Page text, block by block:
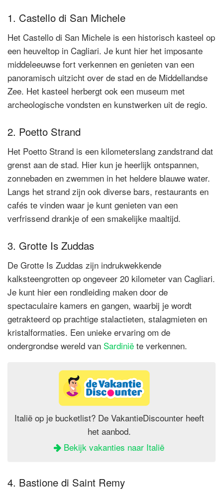
1. Castello di San Michele
Het Castello di San Michele is een historisch kasteel op
een heuveltop in Cagliari. Je kunt hier het imposante
middeleeuwse fort verkennen en genieten van een
panoramisch uitzicht over de stad en de Middellandse
Zee. Het kasteel herbergt ook een museum met
archeologische vondsten en kunstwerken uit de regio.
2. Poetto Strand
Het Poetto Strand is een kilometerslang zandstrand dat
grenst aan de stad. Hier kun je heerlijk ontspannen,
zonnebaden en zwemmen in het heldere blauwe water.
Langs het strand zijn ook diverse bars, restaurants en
cafés te vinden waar je kunt genieten van een
verfrissend drankje of een smakelijke maaltijd.
3. Grotte Is Zuddas
De Grotte Is Zuddas zijn indrukwekkende
kalksteengrotten op ongeveer 20 kilometer van Cagliari.
Je kunt hier een rondleiding maken door de
spectaculaire kamers en gangen, waarbij je wordt
getrakteerd op prachtige stalactieten, stalagmieten en
kristalformaties. Een unieke ervaring om de
ondergrondse wereld van Sardinië te verkennen.
Italië op je bucketlist? De VakantieDiscounter heeft
het aanbod.
Bekijk vakanties naar Italië
4. Bastione di Saint Remy